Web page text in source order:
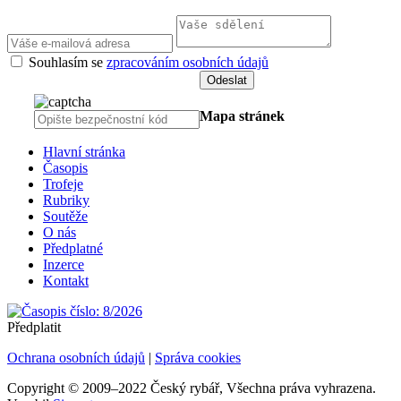
Souhlasím se zpracováním osobních údajů
Mapa stránek
Hlavní stránka
Časopis
Trofeje
Rubriky
Soutěže
O nás
Předplatné
Inzerce
Kontakt
Předplatit
Ochrana osobních údajů | Správa cookies
Copyright © 2009–2022 Český rybář, Všechna práva vyhrazena.